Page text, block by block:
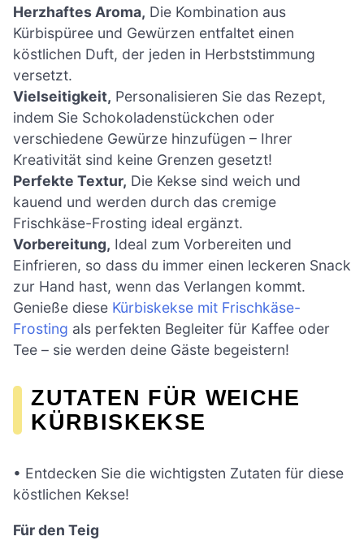
Herzhaftes Aroma, Die Kombination aus
Kürbispüree und Gewürzen entfaltet einen
köstlichen Duft, der jeden in Herbststimmung
versetzt.
Vielseitigkeit, Personalisieren Sie das Rezept,
indem Sie Schokoladenstückchen oder
verschiedene Gewürze hinzufügen – Ihrer
Kreativität sind keine Grenzen gesetzt!
Perfekte Textur, Die Kekse sind weich und
kauend und werden durch das cremige
Frischkäse-Frosting ideal ergänzt.
Vorbereitung, Ideal zum Vorbereiten und
Einfrieren, so dass du immer einen leckeren Snack
zur Hand hast, wenn das Verlangen kommt.
Genieße diese Kürbiskekse mit Frischkäse-
Frosting als perfekten Begleiter für Kaffee oder
Tee – sie werden deine Gäste begeistern!
ZUTATEN FÜR WEICHE
KÜRBISKEKSE
• Entdecken Sie die wichtigsten Zutaten für diese
köstlichen Kekse!
Für den Teig